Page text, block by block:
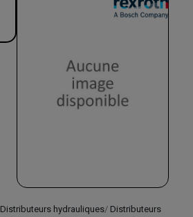
Distributeurs hydrauliques Distributeurs